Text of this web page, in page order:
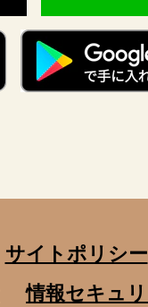
サイトポリシー
情報セキュ